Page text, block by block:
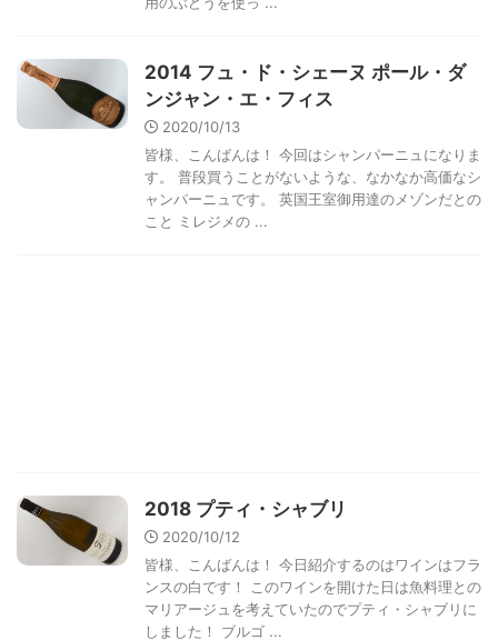
2014 フュ・ド・シェーヌ ポール・ダ
ンジャン・エ・フィス
2020/10/13
皆様、こんばんは！ 今回はシャンパーニュになりま
す。 普段買うことがないような、なかなか高価なシ
ャンパーニュです。 英国王室御用達のメゾンだとの
こと ミレジメの ...
2018 プティ・シャブリ
2020/10/12
皆様、こんばんは！ 今日紹介するのはワインはフラ
ンスの白です！ このワインを開けた日は魚料理との
マリアージュを考えていたのでプティ・シャブリに
しました！ ブルゴ ...